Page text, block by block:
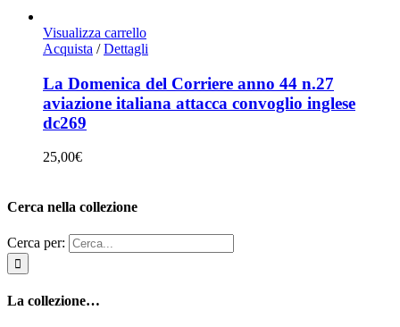
Visualizza carrello
Acquista / Dettagli
La Domenica del Corriere anno 44 n.27
aviazione italiana attacca convoglio inglese
dc269
25,00€
Cerca nella collezione
Cerca per:
La collezione…